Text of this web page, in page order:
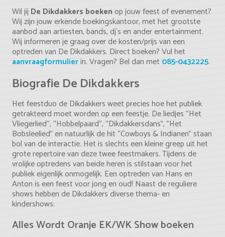
Wil jij De Dikdakkers boekenop jouw feest of evenement?
Wij zijn jouw erkende boekingskantoor, met het grootste
aanbod aan artiesten, bands, dj`s en ander entertainment.
Wij informeren je graag over de kosten/prijs van een
optreden van De Dikdakkers. Direct boeken? Vul het
aanvraagformulierin. Vragen? Bel dan met 085-0432225.
Biografie De Dikdakkers
Het feestduo de Dikdakkers weet precies hoe het publiek
getrakteerd moet worden op een feestje. De liedjes “Het
Vliegerlied“, “Hobbelpaard“, “Dikdakkersdans”, ”Het
Bobsleelied” en natuurlijk de hit “Cowboys & Indianen” staan
bol van de interactie. Het is slechts een kleine greep uit het
grote repertoire van deze twee feestmakers. Tijdens de
vrolijke optredens van beide heren is stilstaan voor het
publiek eigenlijk onmogelijk. Een optreden van Hans en
Anton is een feest voor jong en oud! Naast de reguliere
shows hebben de Dikdakkers diverse thema- en
kindershows:
Alles Wordt Oranje EK/WK Show boeken